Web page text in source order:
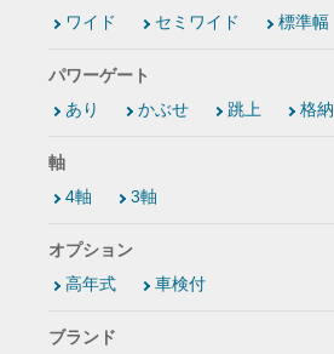
ワイド
セミワイド 標準幅
パワーゲート
あり
かぶせ 跳上 格納
軸
4軸
3軸
オプション
高年式
車検付
ブランド